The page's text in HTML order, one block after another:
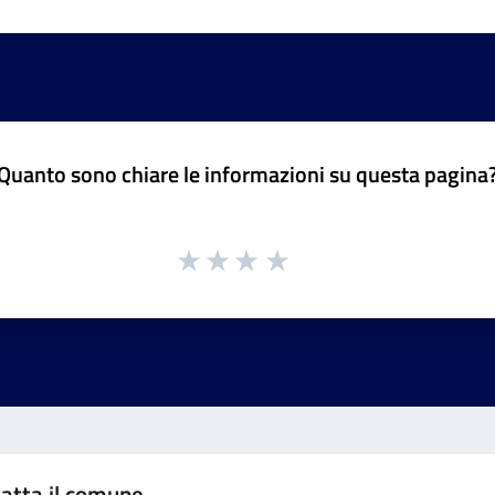
sono chiare le informazioni su questa